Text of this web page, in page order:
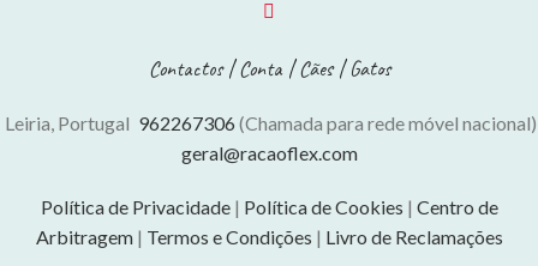
Contactos|Conta|Cães|Gatos
Leiria, Portugal 962267306 (Chamada para rede móvel nacional)
geral@racaoflex.com
Política de Privacidade| Política de Cookies | Centro de
Arbitragem| Termos e Condições | Livro de Reclamações